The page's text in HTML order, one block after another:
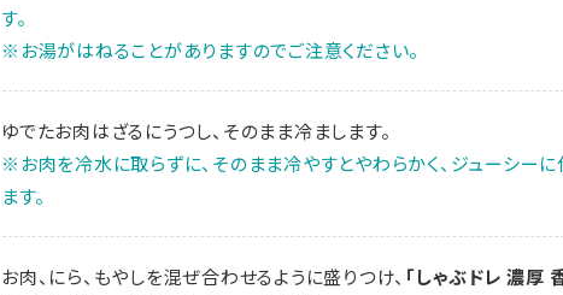
す。
※お湯がはねることがありますのでご注意ください。
ゆでたお肉はざるにうつし、そのまま冷まします。
※お肉を冷水に取らずに、そのまま冷やすとやわらかく、ジューシーに
ます。
お肉、にら、もやしを混ぜ合わせるように盛りつけ、 「しゃぶドレ 濃厚